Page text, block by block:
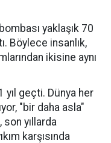
yaklaşık 70
Böylece insanlık,
ikisine aynı
yıl geçti. Dünya her
"bir daha asla"
son yıllarda
karşısında